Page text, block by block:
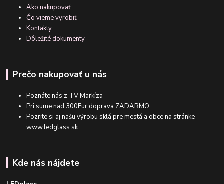
Ako nakupovať
Čo vieme vyrobiť
Kontakty
Dôležité dokumenty
Prečo nakupovať u nás
Poznáte nás z TV Markíza
Pri sume nad 300Eur doprava ZADARMO
Pozrite si aj našu výrobu sklá pre mestá a obce na stránke
www.ledglass.sk
Kde nás nájdete